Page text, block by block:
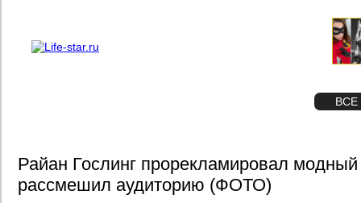
ВСЕ
Райан Гослинг прорекламировал
рассмешил аудиторию (ФОТО)